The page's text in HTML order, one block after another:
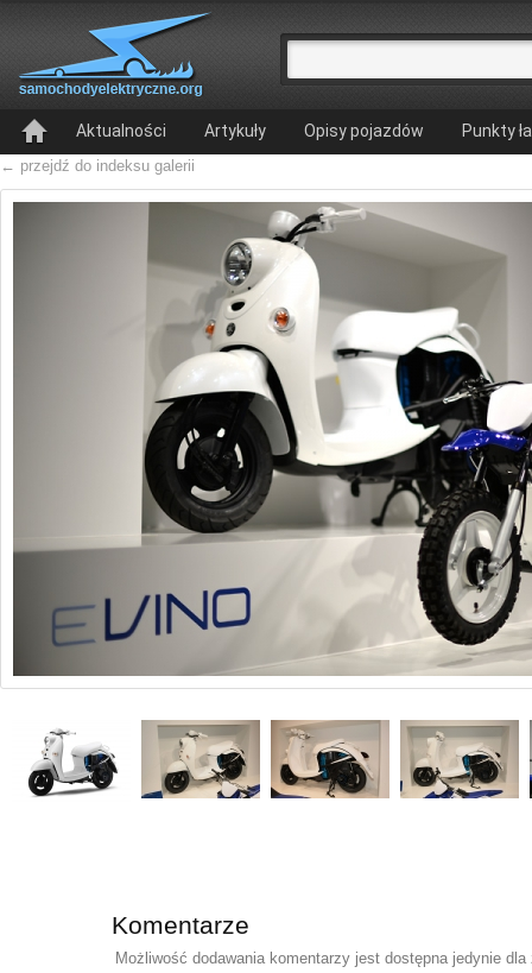
Aktualności Artykuły Opisy pojazdów Punkty
← przejdź do indeksu galerii
Komentarze
Możliwość dodawania komentarzy jest dostępna jedynie